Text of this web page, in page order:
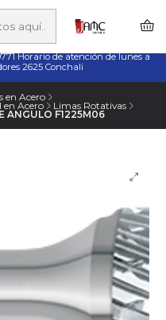
Arriendo y Servicio
Horario de atención de lunes a
2625 Conchali
en Acero
en Acero Limas Rotativas
ANGULO F1225M06